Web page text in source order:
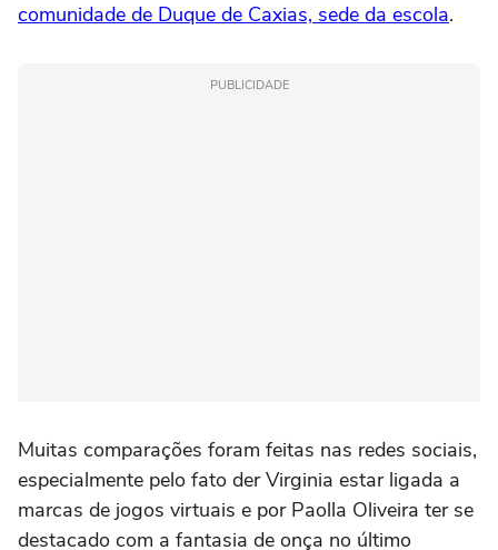
comunidade de Duque de Caxias, sede da escola.
PUBLICIDADE
Muitas comparações foram feitas nas redes sociais,
especialmente pelo fato der Virginia estar ligada a
marcas de jogos virtuais e por Paolla Oliveira ter se
destacado com a fantasia de onça no último